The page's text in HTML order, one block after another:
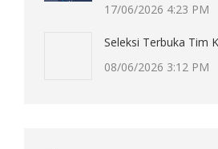
17/06/2026 4:23 PM
Seleksi Terbuka Tim
08/06/2026 3:12 PM